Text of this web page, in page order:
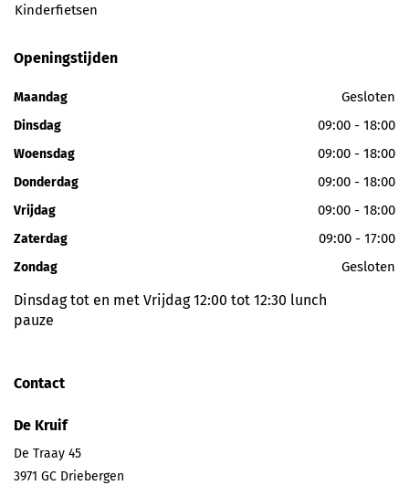
Kinderfietsen
Openingstijden
Maandag Gesloten
Dinsdag 09:00 - 18:00
Woensdag 09:00 - 18:00
Donderdag 09:00 - 18:00
Vrijdag 09:00 - 18:00
Zaterdag 09:00 - 17:00
Zondag Gesloten
Dinsdag tot en met Vrijdag 12:00 tot 12:30 lunch
pauze
Contact
De Kruif
De Traay 45
3971 GC Driebergen